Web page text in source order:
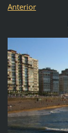
Anterior